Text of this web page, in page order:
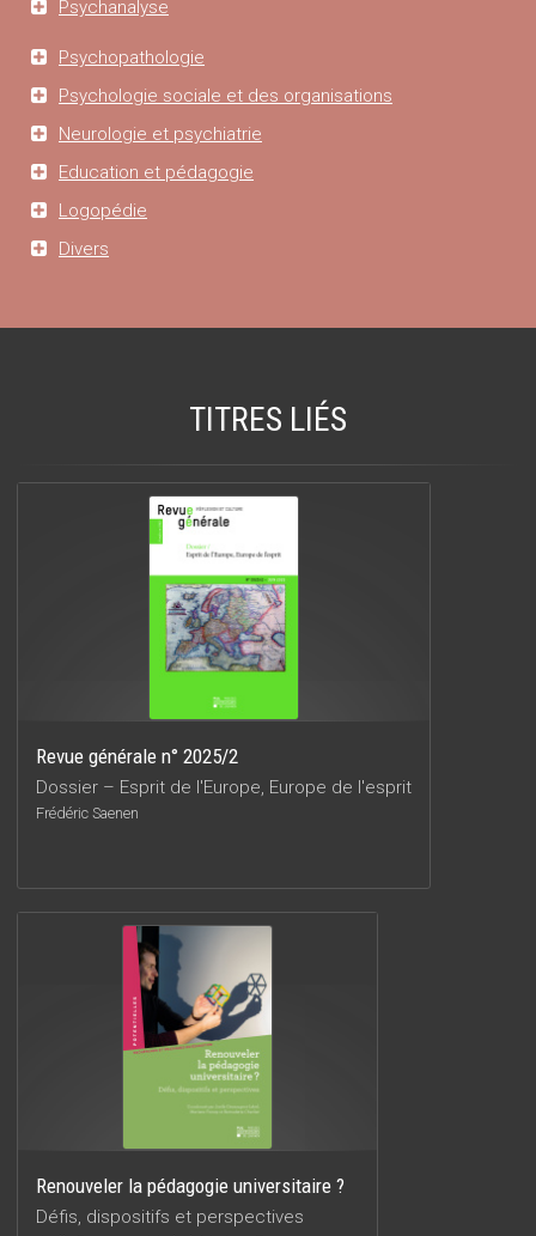
Psychanalyse
Psychopathologie
Psychologie sociale et des organisations
Neurologie et psychiatrie
Education et pédagogie
Logopédie
Divers
TITRES LIÉS
Revue générale n° 2025/2
Dossier – Esprit de l'Europe, Europe de l'esprit
Frédéric Saenen
Renouveler la pédagogie universitaire ?
Défis, dispositifs et perspectives